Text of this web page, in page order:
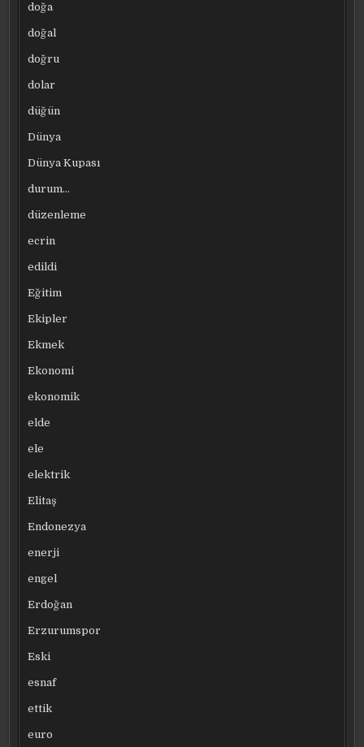
doğa
doğal
doğru
dolar
düğün
Dünya
Dünya Kupası
durum…
düzenleme
ecrin
edildi
Eğitim
Ekipler
Ekmek
Ekonomi
ekonomik
elde
ele
elektrik
Elitaş
Endonezya
enerji
engel
Erdoğan
Erzurumspor
Eski
esnaf
ettik
euro